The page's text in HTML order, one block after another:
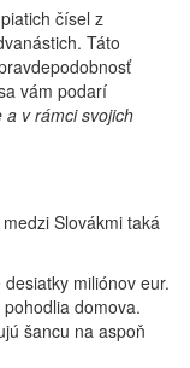
čísel z
Táto
vám podarí
a v rámci svojich
Slovákmi taká
miliónov eur.
domova.
šancu na aspoň